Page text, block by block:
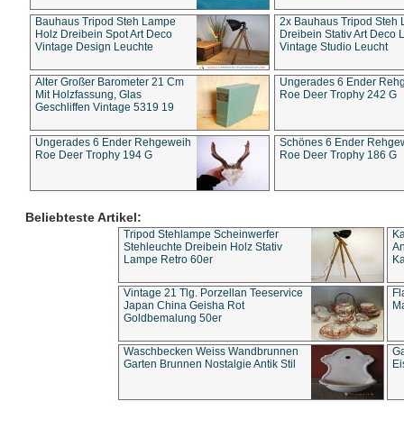
Bauhaus Tripod Steh Lampe
Holz Dreibein Spot Art Deco
Vintage Design Leuchte
2x Bauhaus Tripod Steh
Dreibein Stativ Art Deco
Vintage Studio Leucht
Alter Großer Barometer 21 Cm
Mit Holzfassung, Glas
Geschliffen Vintage 5319 19
Ungerades 6 Ender
Roe Deer Trophy 242 G
Ungerades 6 Ender Rehgeweih
Roe Deer Trophy 194 G
Schönes 6 Ender
Roe Deer Trophy 186 G
Beliebteste Artikel:
Tripod Stehlampe Scheinwerfer
Stehleuchte Dreibein Holz Stativ
Lampe Retro 60er
Vintage 21 Tlg. Porzellan Teeservice
Japan China Geisha Rot
Goldbemalung 50er
Waschbecken Weiss Wandbrunnen
Garten Brunnen Nostalgie Antik Stil